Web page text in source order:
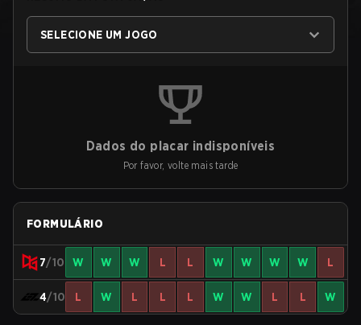
SELECIONE UM JOGO
Dados do placar indisponíveis
Por favor, volte mais tarde
FORMULÁRIO
7/10 W W W L L W W W W L
4/10 L W L L L W W L L W